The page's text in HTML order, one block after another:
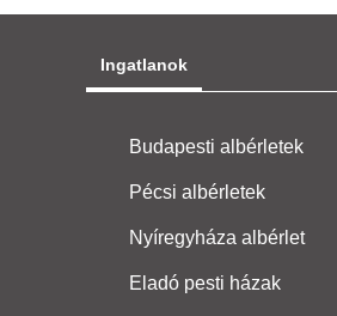
Ingatlanok
Budapesti albérletek
Pécsi albérletek
Nyíregyháza albérlet
Eladó pesti házak